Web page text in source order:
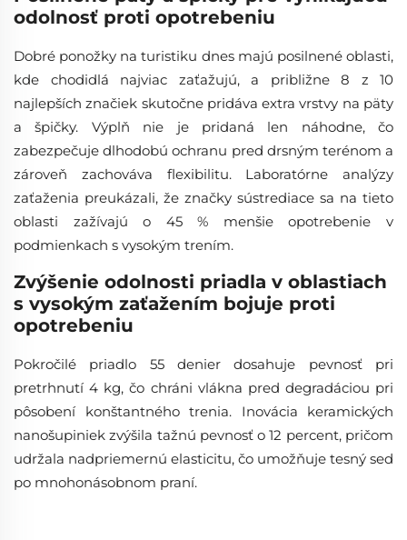
odolnosť proti opotrebeniu
Dobré ponožky na turistiku dnes majú posilnené oblasti,
kde chodidlá najviac zaťažujú, a približne 8 z 10
najlepších značiek skutočne pridáva extra vrstvy na päty
a špičky. Výplň nie je pridaná len náhodne, čo
zabezpečuje dlhodobú ochranu pred drsným terénom a
zároveň zachováva flexibilitu. Laboratórne analýzy
zaťaženia preukázali, že značky sústrediace sa na tieto
oblasti zažívajú o 45 % menšie opotrebenie v
podmienkach s vysokým trením.
Zvýšenie odolnosti priadla v oblastiach
s vysokým zaťažením bojuje proti
opotrebeniu
Pokročilé priadlo 55 denier dosahuje pevnosť pri
pretrhnutí 4 kg, čo chráni vlákna pred degradáciou pri
pôsobení konštantného trenia. Inovácia keramických
nanošupiniek zvýšila tažnú pevnosť o 12 percent, pričom
udržala nadpriemernú elasticitu, čo umožňuje tesný sed
po mnohonásobnom praní.